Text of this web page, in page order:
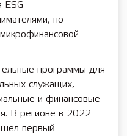
ESG-
по
программы для
служащих,
и финансовые
В регионе в 2022
первый